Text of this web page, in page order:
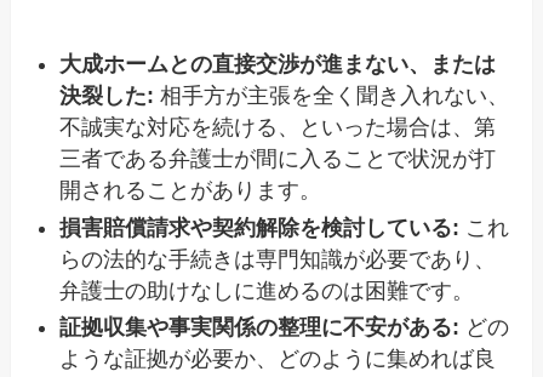
大成ホームとの直接交渉が進まない、または
決裂した: 相手方が主張を全く聞き入れない、
不誠実な対応を続ける、といった場合は、第
三者である弁護士が間に入ることで状況が打
開されることがあります。
損害賠償請求や契約解除を検討している: これ
らの法的な手続きは専門知識が必要であり、
弁護士の助けなしに進めるのは困難です。
証拠収集や事実関係の整理に不安がある: どの
ような証拠が必要か、どのように集めれば良